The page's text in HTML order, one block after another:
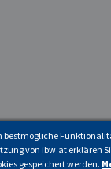
– 16.00 Uhr
bestmögliche
von ibw.at erklären
gespeichert werden.